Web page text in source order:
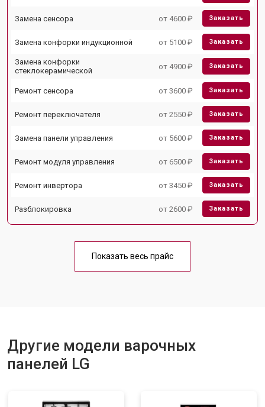
Замена сенсора от 4600 ₽ Заказать
Замена конфорки индукционной от 5100 ₽ Заказать
Замена конфорки
стеклокерамической
от 4900 ₽ Заказать
Ремонт сенсора от 3600 ₽ Заказать
Ремонт переключателя от 2550 ₽ Заказать
Замена панели управления от 5600 ₽ Заказать
Ремонт модуля управления от 6500 ₽ Заказать
Ремонт инвертора от 3450 ₽ Заказать
Разблокировка от 2600 ₽ Заказать
Показать весь прайс
Другие модели варочных
панелей LG